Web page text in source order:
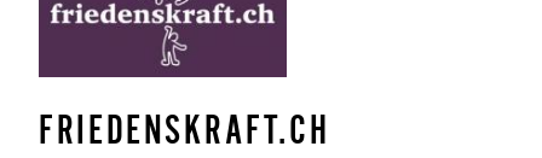
FRIEDENSKRAFT.CH